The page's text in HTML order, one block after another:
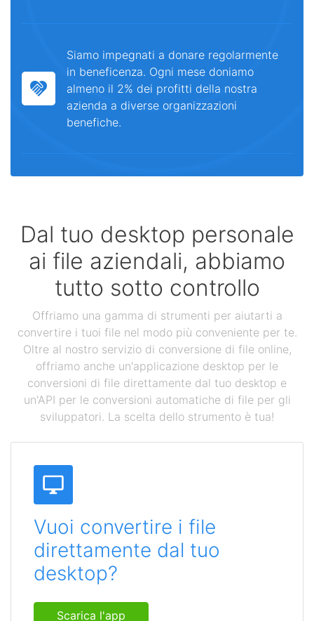
Siamo impegnati a donare regolarmente
in beneficenza. Ogni mese doniamo
almeno il 2% dei profitti della nostra
azienda a diverse organizzazioni
benefiche.
Dal tuo desktop personale
ai file aziendali, abbiamo
tutto sotto controllo
Offriamo una gamma di strumenti per aiutarti a
convertire i tuoi file nel modo più conveniente per te.
Oltre al nostro servizio di conversione di file online,
offriamo anche un'applicazione desktop per le
conversioni di file direttamente dal tuo desktop e
un'API per le conversioni automatiche di file per gli
sviluppatori. La scelta dello strumento è tua!
Vuoi convertire i file
direttamente dal tuo
desktop?
Scarica l'app